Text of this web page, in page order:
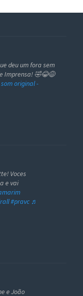
deu um fora sem
Imprensa! 🤣😂😅
original -
Voces
e vai
#pravc ♬
e João